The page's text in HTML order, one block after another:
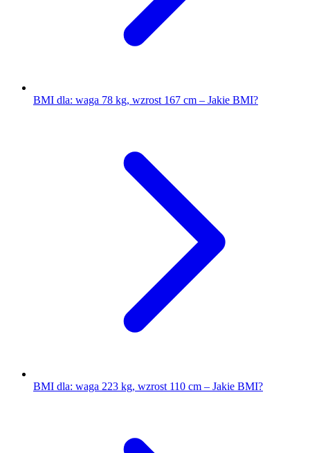
BMI dla: waga 78 kg, wzrost 167 cm – Jakie BMI?
BMI dla: waga 223 kg, wzrost 110 cm – Jakie BMI?